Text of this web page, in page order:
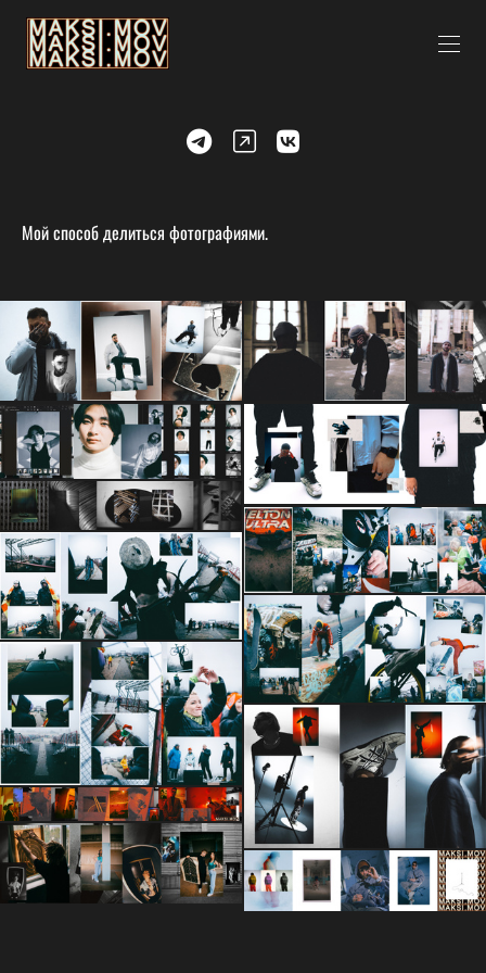
Мой способ делиться фотографиями.